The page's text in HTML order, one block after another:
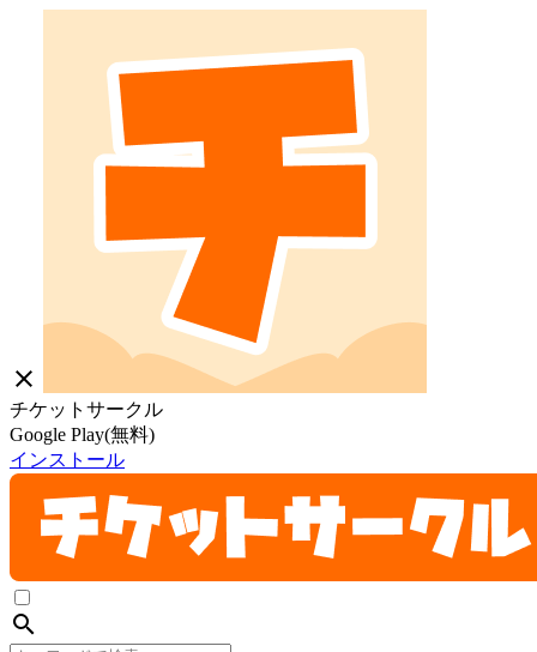
close
チケットサークル
Google Play(無料)
インストール
search